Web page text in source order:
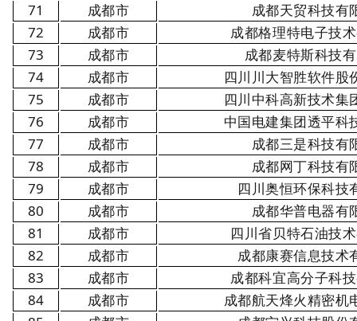
71 成都市 成都天贸科技有
72 成都市 成都格理特电子技
73 成都市 成都麦特斯科技
74 成都市 四川川大智胜软件股
75 成都市 四川中科高新技术集
76 成都市 中国电建集团透平科
77 成都市 成都三是科技有
78 成都市 成都网丁科技有
79 成都市 四川奥恒环保科技
80 成都市 成都华普电器有
81 成都市 四川省贝特石油技
82 成都市 成都康赛信息技术
83 成都市 成都科宜高分子科
84 成都市 成都航天烽火精密机